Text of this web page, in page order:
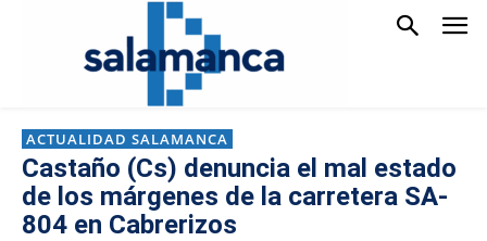
ACTUALIDAD SALAMANCA
Castaño (Cs) denuncia el mal estado
de los márgenes de la carretera SA-
804 en Cabrerizos